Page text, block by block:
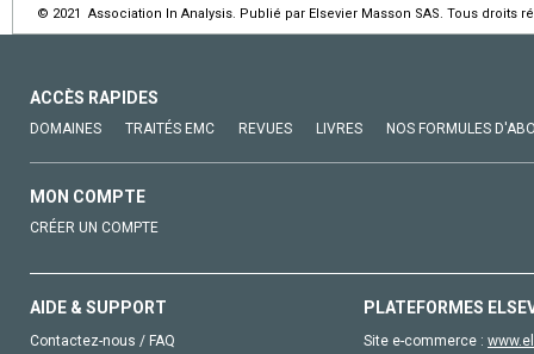
© 2021 Association In Analysis. Publié par Elsevier Masson SAS. Tous droits
ACCÈS RAPIDES
DOMAINES TRAITÉS EMC REVUES LIVRES NOS FORMULES
MON COMPTE
CRÉER UN COMPTE
AIDE & SUPPORT
Contactez-nous / FAQ
PLATEFORMES
Site e-commerce :